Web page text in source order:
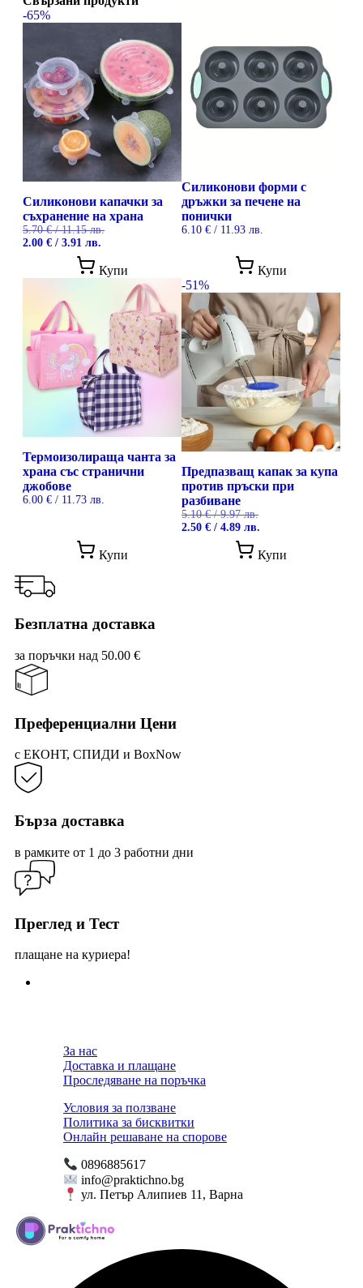
-65%
Силиконови капачки за
съхранение на храна
5.70€/ 11.15 лв.
Original
5.70 €
11.15 лв..
2.00 € / 3.91 лв.
е:
2.00 €
3.91 лв..
Купи
product
has
multiple
variants.
The
options
may
be
chosen
the
product
page
Силиконови форми с
дръжки за печене на
понички
6.10 € / 11.93 лв.
Купи
Термоизолираща чанта за
храна със странични
джобове
6.00 € / 11.73 лв.
Купи
-51%
Предпазващ капак за купа
против пръски при
разбиване
5.10€/ 9.97 лв.
Original
2.50 € / 4.89 лв.
е:
2.50 €
Купи
Безплатна доставка
за поръчки над 50.00 €
Преференциални Цени
с ЕКОНТ, СПИДИ и BoxNow
Бърза доставка
в рамките от 1 до 3 работни дни
Преглед и Тест
плащане на куриера!
За нас
Доставка и плащане
Проследяване на поръчка
Условия за ползване
Политика за бисквитки
Онлайн решаване на спорове
0896885617
info@praktichno.bg
ул. Петър Алипиев 11, Варна